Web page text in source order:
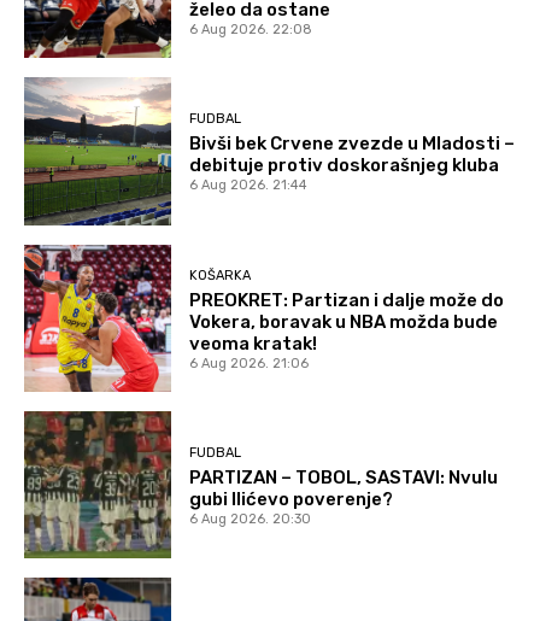
želeo da ostane
6 Aug 2026. 22:08
FUDBAL
Bivši bek Crvene zvezde u Mladosti –
debituje protiv doskorašnjeg kluba
6 Aug 2026. 21:44
KOŠARKA
PREOKRET: Partizan i dalje može do
Vokera, boravak u NBA možda bude
veoma kratak!
6 Aug 2026. 21:06
FUDBAL
PARTIZAN – TOBOL, SASTAVI: Nvulu
gubi Ilićevo poverenje?
6 Aug 2026. 20:30